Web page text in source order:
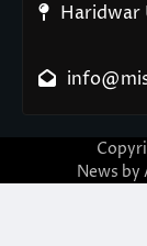
Haridwar
News by